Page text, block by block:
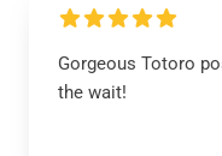
Gorgeous Totoro
the wait!